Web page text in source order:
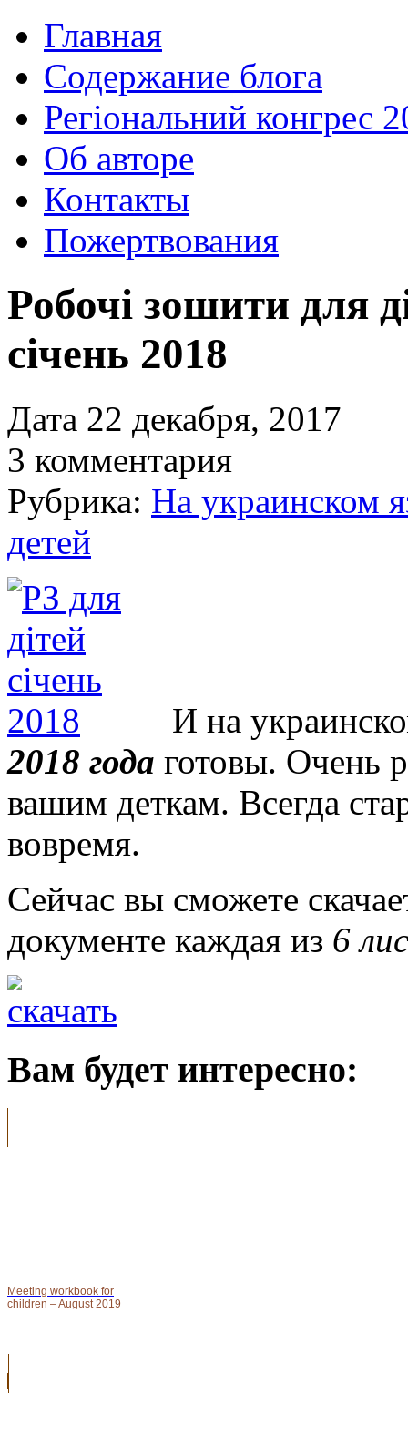
Главная
Содержание блога
Регіональний конгрес
Об авторе
Контакты
Пожертвования
Робочі зошити для
січень 2018
Дата 22 декабря, 2017
3 комментария
Рубрика: На украинском
детей
И на
2018 года готовы. Очень
вашим деткам. Всегда
вовремя.
Сейчас вы сможете
документе каждая из 6
Вам будет интересно:
Meeting workbook for
children – August 2019